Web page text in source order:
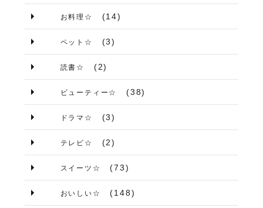
お料理☆ (14)
ペット☆ (3)
読書☆ (2)
ビューティー☆ (38)
ドラマ☆ (3)
テレビ☆ (2)
スイーツ☆ (73)
おいしい☆ (148)